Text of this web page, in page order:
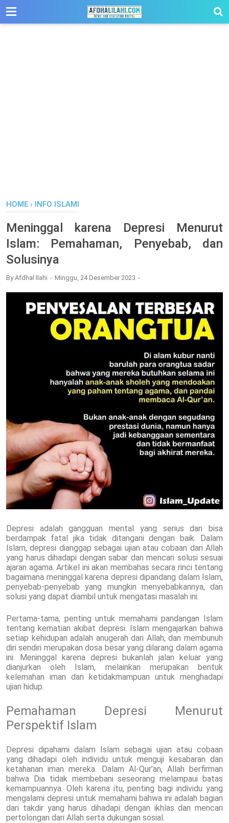
-->
HOME › INFO ISLAMI
Meninggal karena Depresi Menurut
Islam: Pemahaman, Penyebab, dan
Solusinya
ByAfdhal Ilahi Minggu, 24 Desember 2023
Depresi adalah gangguan mental yang serius dan bisa
berdampak fatal jika tidak ditangani dengan baik. Dalam
Islam, depresi dianggap sebagai ujian atau cobaan dari Allah
yang harus dihadapi dengan sabar dan mencari solusi sesuai
ajaran agama. Artikel ini akan membahas secara rinci tentang
bagaimana meninggal karena depresi dipandang dalam Islam,
penyebab-penyebab yang mungkin menyebabkannya, dan
solusi yang dapat diambil untuk mengatasi masalah ini.
Pertama-tama, penting untuk memahami pandangan Islam
tentang kematian akibat depresi. Islam mengajarkan bahwa
setiap kehidupan adalah anugerah dari Allah, dan membunuh
diri sendiri merupakan dosa besar yang dilarang dalam agama
ini. Meninggal karena depresi bukanlah jalan keluar yang
dianjurkan oleh Islam, melainkan merupakan bentuk
kelemahan iman dan ketidakmampuan untuk menghadapi
ujian hidup.
Pemahaman Depresi Menurut
Perspektif Islam
Depresi dipahami dalam Islam sebagai ujian atau cobaan
yang dihadapi oleh individu untuk menguji kesabaran dan
ketahanan iman mereka. Dalam Al-Qur'an, Allah berfirman
bahwa Dia tidak membebani seseorang melampaui batas
kemampuannya. Oleh karena itu, penting bagi individu yang
mengalami depresi untuk memahami bahwa ini adalah bagian
dari takdir yang harus dihadapi dengan ikhlas dan mencari
pertolongan dari Allah serta dukungan sosial.